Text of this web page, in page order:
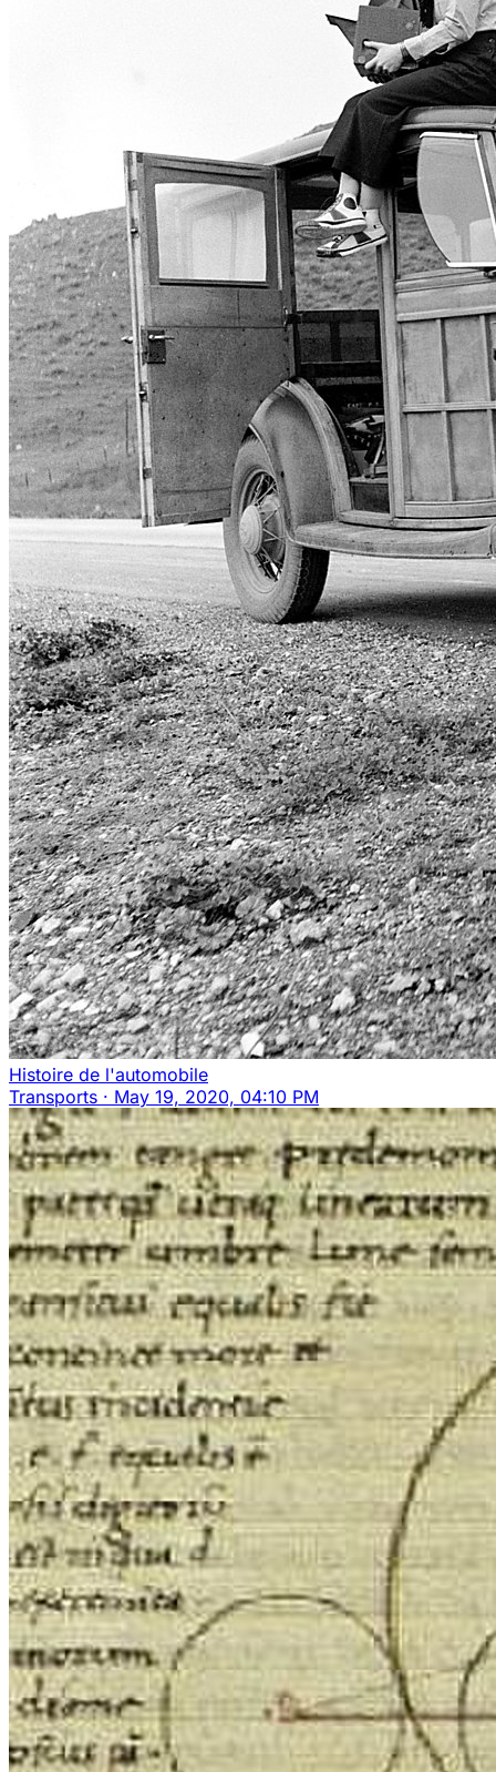
Histoire de l'automobile
Transports · May 19, 2020, 04:10 PM